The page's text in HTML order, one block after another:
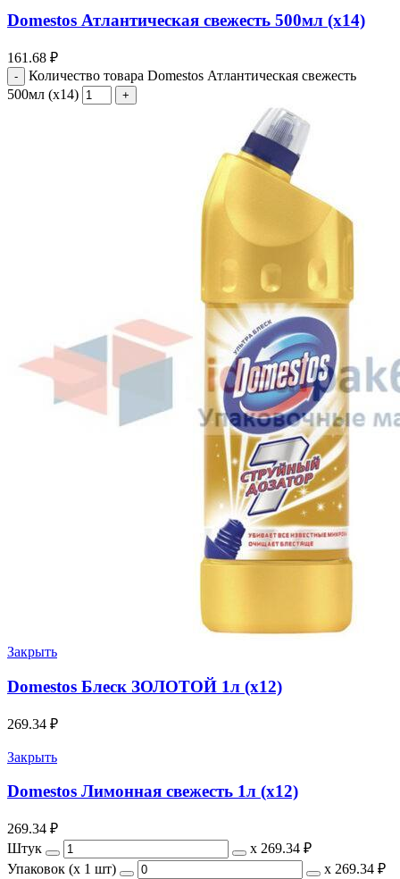
Domestos Атлантическая свежесть 500мл (х14)
161.68 ₽
Количество товара Domestos Атлантическая свежесть
500мл (х14)
Закрыть
Domestos Блеск ЗОЛОТОЙ 1л (х12)
269.34 ₽
Закрыть
Domestos Лимонная свежесть 1л (х12)
269.34 ₽
Штук
х 269.34 ₽
Упаковок (x 1 шт)
х 269.34 ₽